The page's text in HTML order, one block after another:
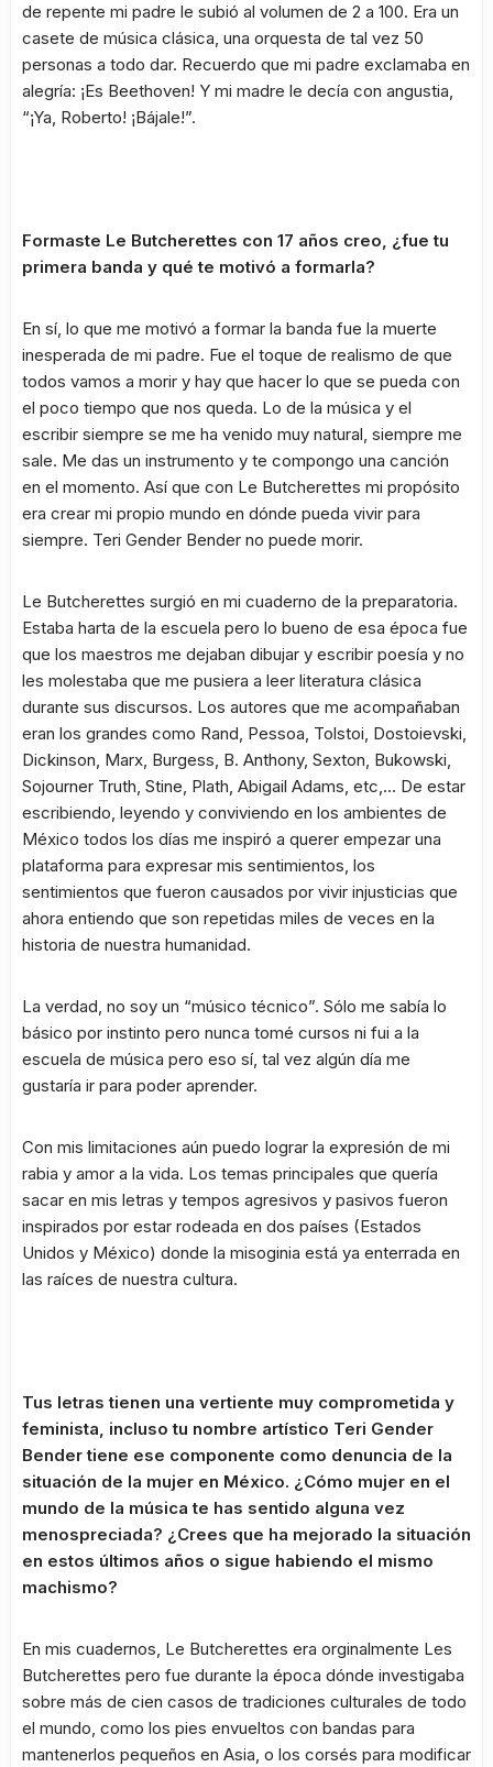
de repente mi padre le subió al volumen de 2 a 100. Era un
casete de música clásica, una orquesta de tal vez 50
personas a todo dar. Recuerdo que mi padre exclamaba en
alegría: ¡Es Beethoven! Y mi madre le decía con angustia,
“¡Ya, Roberto! ¡Bájale!”.
Formaste Le Butcherettes con 17 años creo, ¿fue tu
primera banda y qué te motivó a formarla?
En sí, lo que me motivó a formar la banda fue la muerte
inesperada de mi padre. Fue el toque de realismo de que
todos vamos a morir y hay que hacer lo que se pueda con
el poco tiempo que nos queda. Lo de la música y el
escribir siempre se me ha venido muy natural, siempre me
sale. Me das un instrumento y te compongo una canción
en el momento. Así que con Le Butcherettes mi propósito
era crear mi propio mundo en dónde pueda vivir para
siempre. Teri Gender Bender no puede morir.
Le Butcherettes surgió en mi cuaderno de la preparatoria.
Estaba harta de la escuela pero lo bueno de esa época fue
que los maestros me dejaban dibujar y escribir poesía y no
les molestaba que me pusiera a leer literatura clásica
durante sus discursos. Los autores que me acompañaban
eran los grandes como Rand, Pessoa, Tolstoi, Dostoievski,
Dickinson, Marx, Burgess, B. Anthony, Sexton, Bukowski,
Sojourner Truth, Stine, Plath, Abigail Adams, etc,… De estar
escribiendo, leyendo y conviviendo en los ambientes de
México todos los días me inspiró a querer empezar una
plataforma para expresar mis sentimientos, los
sentimientos que fueron causados por vivir injusticias que
ahora entiendo que son repetidas miles de veces en la
historia de nuestra humanidad.
La verdad, no soy un “músico técnico”. Sólo me sabía lo
básico por instinto pero nunca tomé cursos ni fui a la
escuela de música pero eso sí, tal vez algún día me
gustaría ir para poder aprender.
Con mis limitaciones aún puedo lograr la expresión de mi
rabia y amor a la vida. Los temas principales que quería
sacar en mis letras y tempos agresivos y pasivos fueron
inspirados por estar rodeada en dos países (Estados
Unidos y México) donde la misoginia está ya enterrada en
las raíces de nuestra cultura.
Tus letras tienen una vertiente muy comprometida y
feminista, incluso tu nombre artístico Teri Gender
Bender tiene ese componente como denuncia de la
situación de la mujer en México. ¿Cómo mujer en el
mundo de la música te has sentido alguna vez
menospreciada? ¿Crees que ha mejorado la situación
en estos últimos años o sigue habiendo el mismo
machismo?
En mis cuadernos, Le Butcherettes era orginalmente Les
Butcherettes pero fue durante la época dónde investigaba
sobre más de cien casos de tradiciones culturales de todo
el mundo, como los pies envueltos con bandas para
mantenerlos pequeños en Asia, o los corsés para modificar